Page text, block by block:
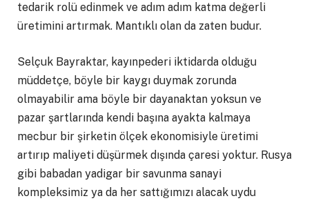
tedarik rolü edinmek ve adım adım katma değerli
üretimini artırmak. Mantıklı olan da zaten budur.
Selçuk Bayraktar, kayınpederi iktidarda olduğu
müddetçe, böyle bir kaygı duymak zorunda
olmayabilir ama böyle bir dayanaktan yoksun ve
pazar şartlarında kendi başına ayakta kalmaya
mecbur bir şirketin ölçek ekonomisiyle üretimi
artırıp maliyeti düşürmek dışında çaresi yoktur. Rusya
gibi babadan yadigar bir savunma sanayi
kompleksimiz ya da her sattığımızı alacak uydu